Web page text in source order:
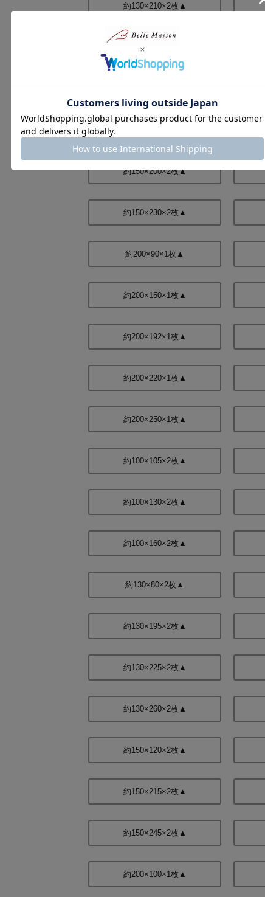
約130×210×2枚▲
約130×240×2枚▲
約150×110×2枚▲
約150×200×2枚▲
約150×230×2枚▲
約200×90×1枚▲
約200×150×1枚▲
約200×192×1枚▲
約200×220×1枚▲
約200×250×1枚▲
約100×105×2枚▲
約100×130×2枚▲
約100×160×2枚▲
約130×80×2枚▲
約130×195×2枚▲
約130×225×2枚▲
約130×260×2枚▲
約150×120×2枚▲
約150×215×2枚▲
約150×245×2枚▲
約200×100×1枚▲